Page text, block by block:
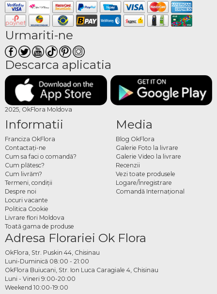
Urmariti-ne
Descarca aplicatia
2025, OkFlora Moldova
Informatii
Franciza OkFlora
Contactaţi-ne
Cum sa faci o comandă?
Cum plătesc?
Cum livrăm?
Termeni, condiţii
Despre noi
Locuri vacante
Politica Cookie
Livrare flori Moldova
Toată gama de produse
Media
Blog OkFlora
Galerie Foto la livrare
Galerie Video la livrare
Recenzii
Vezi toate produsele
Logare/Înregistrare
Comandă Internațional
Adresa Florariei Ok Flora
OkFlora, Str. Puskin 44, Chisinau
Luni-Duminică 08:00 - 21:00
OkFlora Buiucani, Str. Ion Luca Caragiale 4, Chisinau
Luni - Vineri 9:00-20:00
Weekend 10:00-19:00